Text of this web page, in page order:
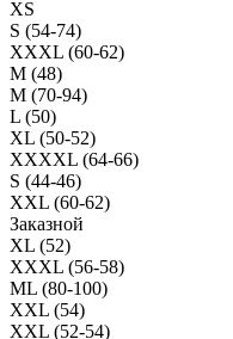
XS
S (54-74)
XXXL (60-62)
M (48)
M (70-94)
L (50)
XL (50-52)
XXXXL (64-66)
S (44-46)
XXL (60-62)
Заказной
XL (52)
XXXL (56-58)
ML (80-100)
XXL (54)
XXL (52-54)